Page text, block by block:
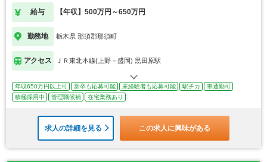
給与 【年収】500万円～650万円
勤務地 栃木県 那須郡那須町
アクセス ＪＲ東北本線(上野－盛岡) 黒田原駅
年収650万円以上可 新卒も応募可能 未経験者も応募可能 駅チカ
車通勤可
積極採用中
管理職候補 在宅業務あり
求人の詳細を見る この求人に興味がある